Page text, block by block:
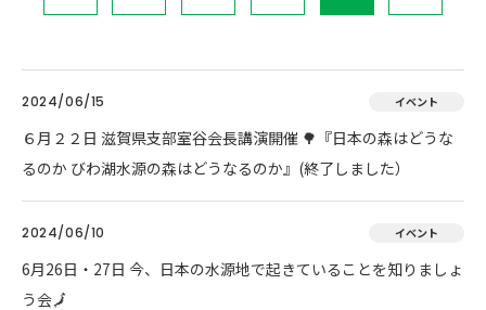
2024/06/15 イベント
６月２２日 滋賀県支部室谷会長講演開催 🌳『日本の森はどうな
るのか びわ湖水源の森はどうなるのか』(終了しました）
2024/06/10 イベント
6月26日・27日 今、日本の水源地で起きていることを知りましょ
う会🗾